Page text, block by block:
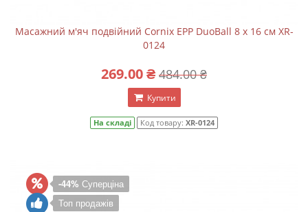
Масажний м'яч подвійний Cornix EPP DuoBall 8 x 16 см XR-
0124
269.00 ₴ 484.00 ₴
Купити
На складі Код товару: XR-0124
-44% Суперціна
Топ продажів